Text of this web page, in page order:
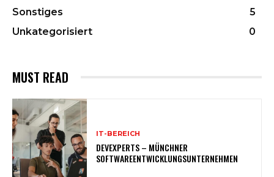
Sonstiges
5
Unkategorisiert
0
MUST READ
IT-BEREICH
DEVEXPERTS – MÜNCHNER
SOFTWAREENTWICKLUNGSUNTERNEHMEN